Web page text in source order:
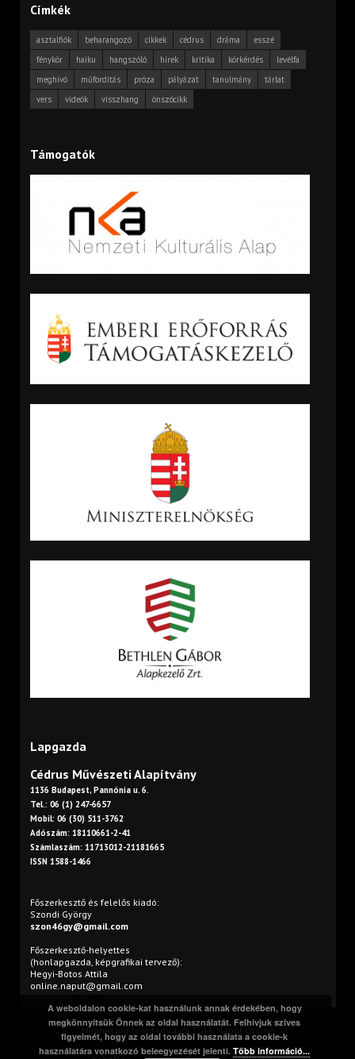
Címkék
asztalfiók beharangozó cikkek cédrus dráma
esszé
fénykör
haiku hangszóló hírek kritika körkérdés
levélfa
meghívó
műfordítás próza pályázat tanulmány
tárlat
vers
videók visszhang önszócikk
Támogatók
Lapgazda
Cédrus Művészeti Alapítvány
1136 Budapest, Pannónia u. 6.
Tel.: 06 (1) 247-6657
Mobil: 06 (30) 511-3762
Adószám: 18110661-2-41
Számlaszám: 11713012-21181665
ISSN 1588-1466
Főszerkesztő és felelős kiadó:
Szondi György
szon46gy@gmail.com
Főszerkesztő-helyettes
(honlapgazda, képgrafikai tervező):
Hegyi-Botos Attila
online.naput@gmail.com
Minden jog fenntartva. © 2016 Napút Online
A weboldalon cookie-kat használunk annak érdekében, hogy
megkönnyítsük Önnek az oldal használatát. Felhívjuk szíves
figyelmét, hogy az oldal további használata a cookie-k
használatára vonatkozó beleegyezését jelenti.Több információ...